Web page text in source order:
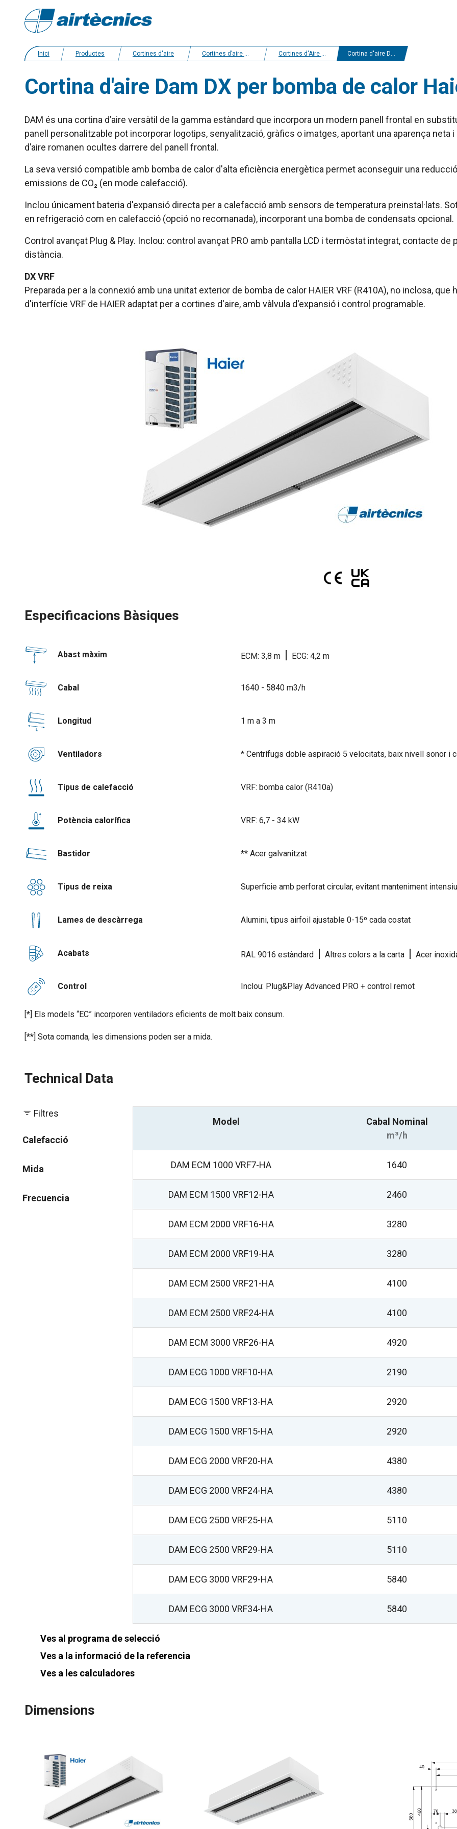
Inici Productes Cortines d'aire Cortines d’aire amb bomba de calor i estalvi energètic Cortines d'Aire Bomba de Calor Haier Cortina d'aire Dam DX per bomba de calor Haier
Cortina d'aire Dam DX per bomba de calor
DAM és una cortina d’aire versàtil de la gamma estàndard que incorpora un modern panell frontal en
panell personalitzable pot incorporar logotips, senyalització, gràfics o imatges, aportant una aparença
d’aire romanen ocultes darrere del panell frontal.
La seva versió compatible amb bomba de calor d'alta eficiència energètica permet aconseguir una
emissions de CO₂ (en mode calefacció).
Inclou únicament bateria d'expansió directa per a calefacció amb sensors de temperatura preinstal·lats.
en refrigeració com en calefacció (opció no recomanada), incorporant una bomba de condensats
Control avançat Plug & Play. Inclou: control avançat PRO amb pantalla LCD i termòstat integrat, contacte
distància.
DX VRF
Preparada per a la connexió amb una unitat exterior de bomba de calor HAIER VRF (R410A), no inclosa,
d'interfície VRF de HAIER adaptat per a cortines d'aire, amb vàlvula d'expansió i control programable.
Especificacions Bàsiques
Abast màxim ECM: 3,8 m | ECG: 4,2 m
Cabal 1640 - 5840 m3/h
Longitud 1 m a 3 m
Ventiladors * Centrífugs doble aspiració 5 velocitats, baix nivell sonor i
Tipus de calefacció VRF: bomba calor (R410a)
Potència calorífica VRF: 6,7 - 34 kW
Bastidor ** Acer galvanitzat
Tipus de reixa Superficie amb perforat circular, evitant manteniment intensiu
Lames de descàrrega Alumini, tipus airfoil ajustable 0-15º cada costat
Acabats RAL 9016 estàndard | Altres colors a la carta | Acer
Control Inclou: Plug&Play Advanced PRO + control remot
[*] Els models “EC” incorporen ventiladors eficients de molt baix consum.
[**] Sota comanda, les dimensions poden ser a mida.
Technical Data
Filtres
Calefacció
Mida
Frecuencia
Model
Cabal Nominal
m³/h
DAM ECM 1000 VRF7-HA 1640
DAM ECM 1500 VRF12-HA 2460
DAM ECM 2000 VRF16-HA 3280
DAM ECM 2000 VRF19-HA 3280
DAM ECM 2500 VRF21-HA 4100
DAM ECM 2500 VRF24-HA 4100
DAM ECM 3000 VRF26-HA 4920
DAM ECG 1000 VRF10-HA 2190
DAM ECG 1500 VRF13-HA 2920
DAM ECG 1500 VRF15-HA 2920
DAM ECG 2000 VRF20-HA 4380
DAM ECG 2000 VRF24-HA 4380
DAM ECG 2500 VRF25-HA 5110
DAM ECG 2500 VRF29-HA 5110
DAM ECG 3000 VRF29-HA 5840
DAM ECG 3000 VRF34-HA 5840
Ves al programa de selecció
Ves a la informació de la referencia
Ves a les calculadores
Dimensions